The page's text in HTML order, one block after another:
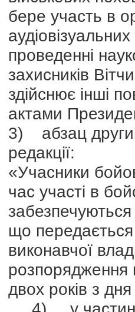
бере участь в
проведенні
захисників
здійснює інші
актами
3) абзац другий
редакції:
«Учасники
час участі в
що
виконавчої
розпорядження
двох років з